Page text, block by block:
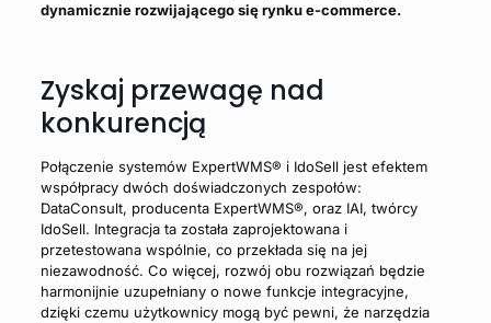
dynamicznie rozwijającego się rynku e-commerce.
Zyskaj przewagę nad
konkurencją
Połączenie systemów ExpertWMS® i IdoSell jest efektem
współpracy dwóch doświadczonych zespołów:
DataConsult, producenta ExpertWMS®, oraz IAI, twórcy
IdoSell. Integracja ta została zaprojektowana i
przetestowana wspólnie, co przekłada się na jej
niezawodność. Co więcej, rozwój obu rozwiązań będzie
harmonijnie uzupełniany o nowe funkcje integracyjne,
dzięki czemu użytkownicy mogą być pewni, że narzędzia